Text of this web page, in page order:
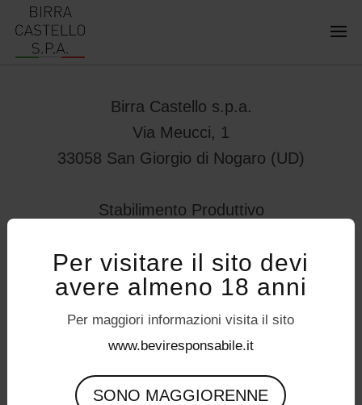
Birra Castello s.p.a.
Via Meucci, 1
33058 San Giorgio di Nogaro (UD)
Stabilimento Produttivo
32034 – Pedavena (BL)
servizioconsumatori@birracastello.it
Seguici su
P.I. 01994920302
Per visitare il sito devi
avere almeno 18 anni
Per maggiori informazioni visita il sito
www.beviresponsabile.it
SONO MAGGIORENNE